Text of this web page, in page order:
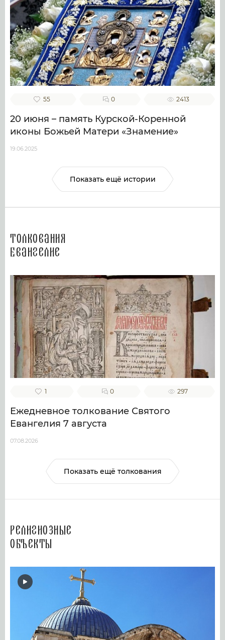
55 0 2413
20 июня – память Курской-Коренной
иконы Божьей Матери «Знамение»
19.06.2025
Показать ещё истории
Толкования
Евангелие
1 0 297
Ежедневное толкование Святого
Евангелия 7 августа
07.08.2026
Показать ещё толкования
Религиозные
объекты